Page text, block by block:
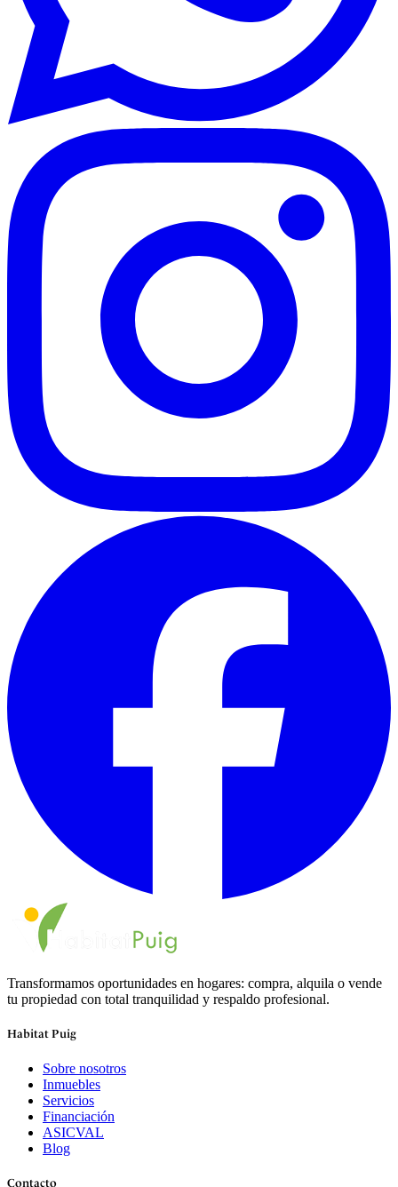
Transformamos oportunidades en hogares: compra, alquila o vende
tu propiedad con total tranquilidad y respaldo profesional.
Habitat Puig
Sobre nosotros
Inmuebles
Servicios
Financiación
ASICVAL
Blog
Contacto